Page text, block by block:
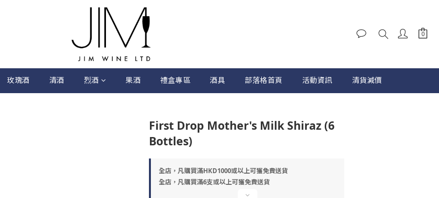
玫瑰酒 清酒 烈酒 果酒 禮盒專區 酒具 部落格首頁 活動資訊 清貨減價
First Drop Mother's Milk Shiraz (6
Bottles)
全店，凡購買滿HKD1000或以上可獲免費送貨
全店，凡購買滿6支或以上可獲免費送貨